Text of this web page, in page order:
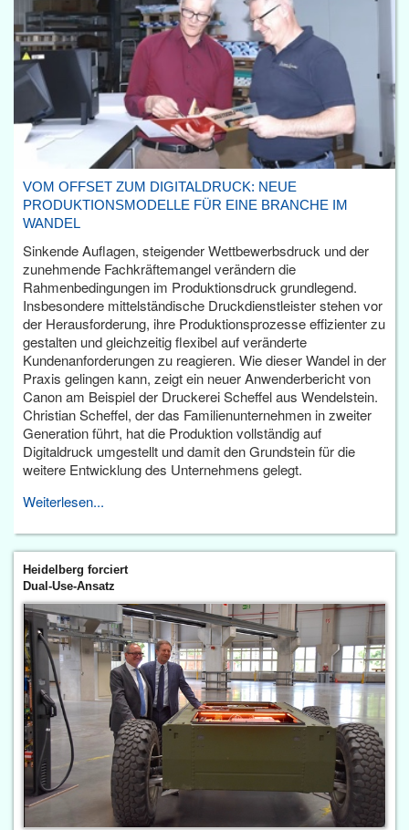
VOM OFFSET ZUM DIGITALDRUCK: NEUE
PRODUKTIONSMODELLE FÜR EINE BRANCHE IM
WANDEL
Sinkende Auflagen, steigender Wettbewerbsdruck und der
zunehmende Fachkräftemangel verändern die
Rahmenbedingungen im Produktionsdruck grundlegend.
Insbesondere mittelständische Druckdienstleister stehen vor
der Herausforderung, ihre Produktionsprozesse effizienter zu
gestalten und gleichzeitig flexibel auf veränderte
Kundenanforderungen zu reagieren. Wie dieser Wandel in der
Praxis gelingen kann, zeigt ein neuer Anwenderbericht von
Canon am Beispiel der Druckerei Scheffel aus Wendelstein.
Christian Scheffel, der das Familienunternehmen in zweiter
Generation führt, hat die Produktion vollständig auf
Digitaldruck umgestellt und damit den Grundstein für die
weitere Entwicklung des Unternehmens gelegt.
Weiterlesen...
Heidelberg forciert
Dual-Use-Ansatz